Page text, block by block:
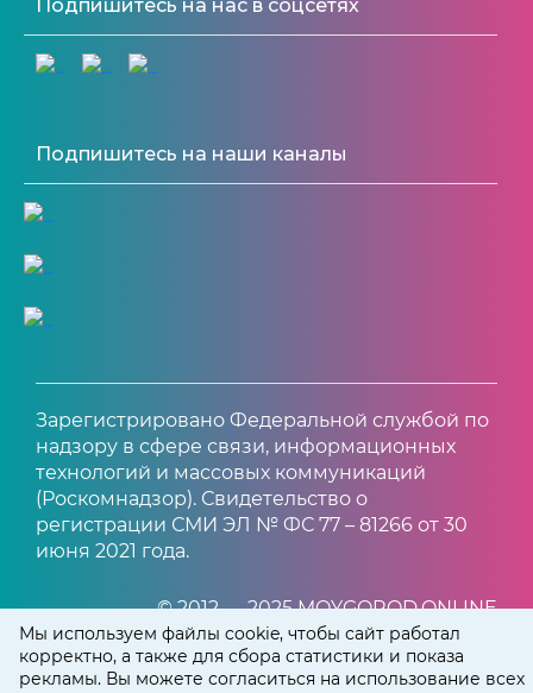
Мы используем файлы cookie, чтобы сайт работал
корректно, а также для сбора статистики и показа
рекламы. Вы можете согласиться на использование всех
Подпишитесь на нас в соцсетях
Подпишитесь на наши каналы
Зарегистрировано Федеральной службой по
надзору в сфере связи, информационных
технологий и массовых коммуникаций
(Роскомнадзор). Свидетельство о
регистрации СМИ ЭЛ № ФС 77 – 81266 от 30
июня 2021 года.
© 2012 — 2025 MOYGOROD.ONLINE